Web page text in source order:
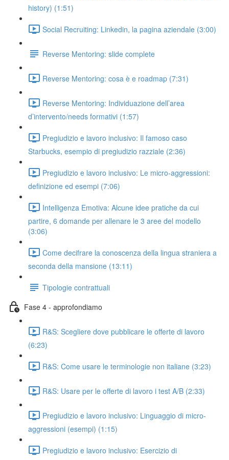
history) (1:51)
Social Recruiting: Linkedin, la pagina aziendale (3:00)
Reverse Mentoring: slide complete
Reverse Mentoring: cosa è e roadmap (7:31)
Reverse Mentoring: Individuazione dell’area
d’intervento/needs formativi (1:57)
Pregiudizio e lavoro inclusivo: Il famoso caso
Starbucks, esempio di pregiudizio razziale (2:36)
Pregiudizio e lavoro inclusivo: Le micro-aggressioni:
definizione ed esempi (7:06)
Intelligenza Emotiva: Alcune idee pratiche da cui
partire, 6 domande per allenare le 3 aree del modello
(3:06)
Come decifrare la conoscenza della lingua straniera a
seconda della mansione (13:11)
Tipologie contrattuali
Fase 4 - approfondiamo
R&S: Scegliere dove pubblicare le offerte di lavoro
(6:23)
R&S: Come usare le terminologie non italiane (3:23)
R&S: Usare per le offerte di lavoro i test A/B (2:33)
Pregiudizio e lavoro inclusivo: Linguaggio di micro-
aggressioni (esempi) (1:15)
Pregiudizio e lavoro inclusivo: Esercizio di